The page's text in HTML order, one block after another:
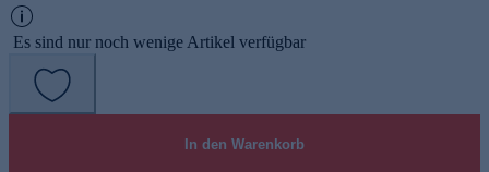
Es sind nur noch wenige Artikel verfügbar
In den Warenkorb